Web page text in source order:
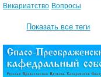
Викариатство Вопросы
Показать все теги